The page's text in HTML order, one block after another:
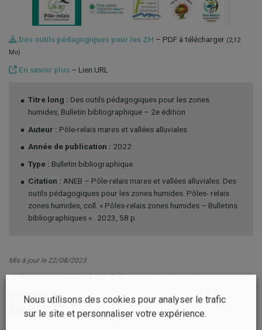
Des outils pédagogiques pour les ZH – PDF à télécharger (2,12
Mo)
En savoir plus – Lien URL
Titre long : Des outils pédagogiques pour les zones
humides, Bulletin bibliographique – 2e édition
Auteur : Pôle-relais mares et vallées alluviales
Année de publication : 2022
Type : Bulletin bibliographique
Citation : ANEB – Pôle-relais mares et vallées alluviales. Des
outils pédagogiques pour les zones humides. Pôles- relais
zones humides, coll. « Pôles-relais zones humides – Bulletins
bibliographiques » . 2023, 58 p.
Mis à jour le 22/08/2023
#milieu aquatique #transfert de l'information #zone humide
Nous utilisons des cookies pour analyser le trafic
sur le site et personnaliser votre expérience.